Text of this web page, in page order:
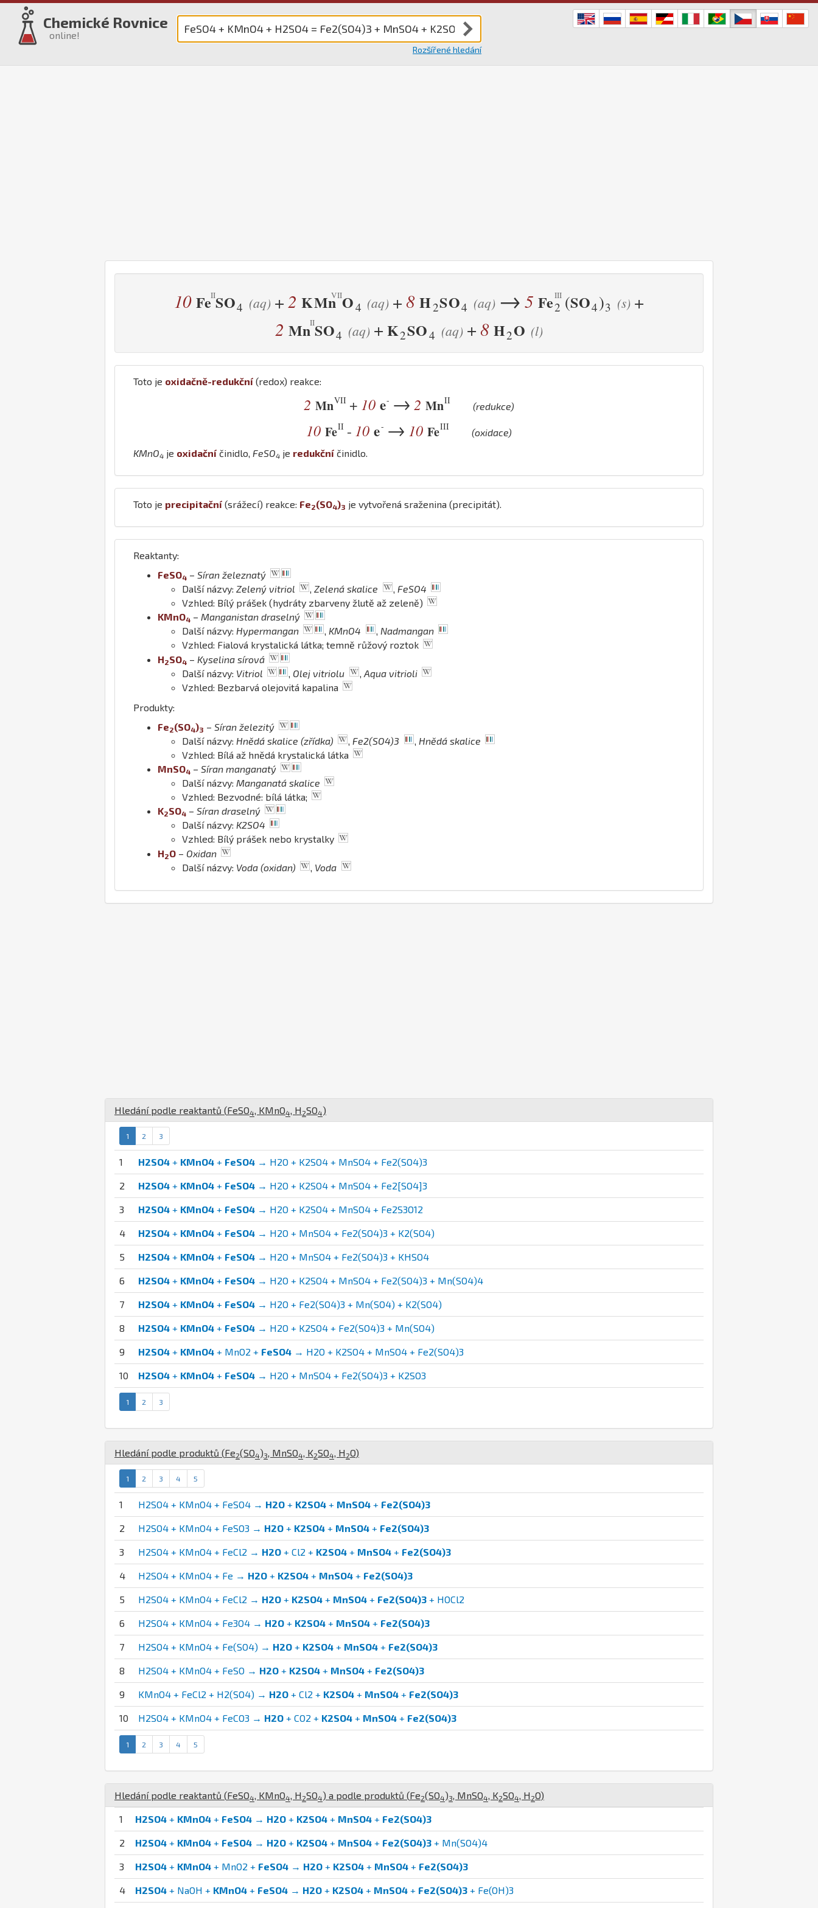
Chemické Rovnice
online!
Rozšířené hledání
10 FeSO4 (aq) +2 KMn O4 (aq) + 8 H2SO4 (aq) → 5 Fe2 (SO4)3 (s) +
2 MnSO4 (aq) + K2SO4 (aq) + 8 H2O (l)
Toto je oxidačně-redukční (redox) reakce:
2 MnVII + 10 e- → 2 MnII
(redukce)
10 FeII - 10 e- → 10 FeIII
(oxidace)
KMnO4 je oxidační činidlo, FeSO4 je redukční činidlo.
Toto je precipitační (srážecí) reakce: Fe2(SO4)3 je vytvořená sraženina (precipitát).
Reaktanty:
FeSO4 – Síran železnatý
Další názvy: Zelený vitriol ,Zelená skalice , FeSO4
Vzhled: Bílý prášek (hydráty zbarveny žlutě až zeleně)
KMnO4 – Manganistan draselný
Další názvy: Hypermangan , KMnO4 , Nadmangan
Vzhled: Fialová krystalická látka; temně růžový roztok
H2SO4 – Kyselina sírová
Další názvy: Vitriol Olej vitriolu
Aqua vitrioli
Vzhled: Bezbarvá olejovitá kapalina
Produkty:
Fe2(SO4)3 – Síran železitý
Další názvy: Hnědá skalice (zřídka) , Fe2(SO4)3 , Hnědá skalice
Vzhled: Bílá až hnědá krystalická látka
MnSO4 – Síran manganatý
Další názvy: Manganatá skalice
Vzhled: Bezvodné: bílá látka;
K2SO4 – Síran draselný
Další názvy: K2SO4
Vzhled: Bílý prášek nebo krystalky
H2O – Oxidan
Další názvy: Voda (oxidan) Voda
Hledání podle reaktantů (FeSO4 KMnO4 H 2SO4)
1 2 3
1 H2SO4 + KMnO4 + FeSO4 → H2O + K2SO4 + MnSO4 + Fe2(SO4)3
2 H2SO4 + KMnO4 + FeSO4 → H2O + K2SO4 + MnSO4 + Fe2[SO4]3
3 H2SO4 + KMnO4 + FeSO4 → H2O + K2SO4 + MnSO4 + Fe2S3O12
4 H2SO4 + KMnO4 + FeSO4 → H2O + MnSO4 + Fe2(SO4)3 + K2(SO4)
5 H2SO4 + KMnO4 + FeSO4 → H2O + MnSO4 + Fe2(SO4)3 + KHSO4
6 H2SO4 + KMnO4 + FeSO4 → H2O + K2SO4 + MnSO4 + Fe2(SO4)3 + Mn(SO4)4
7 H2SO4 + KMnO4 + FeSO4 → H2O + Fe2(SO4)3 + Mn(SO4) + K2(SO4)
8 H2SO4 + KMnO4 + FeSO4 → H2O + K2SO4 + Fe2(SO4)3 + Mn(SO4)
9 H2SO4 + KMnO4 + MnO2 + FeSO4 → H2O + K2SO4 + MnSO4 + Fe2(SO4)3
10 H2SO4 + KMnO4 + FeSO4 → H2O + MnSO4 + Fe2(SO4)3 + K2SO3
1 2 3
Hledání podle produktů (Fe2(SO4)3 MnSO4 K2SO4 H 2O)
1 2 3 4 5
1 H2SO4 + KMnO4 + FeSO4 → H2O + K2SO4 + MnSO4 + Fe2(SO4)3
2 H2SO4 + KMnO4 + FeSO3 → H2O + K2SO4 + MnSO4 + Fe2(SO4)3
3 H2SO4 + KMnO4 + FeCl2 → H2O + Cl2 + K2SO4 + MnSO4 + Fe2(SO4)3
4 H2SO4 + KMnO4 + Fe → H2O + K2SO4 + MnSO4 + Fe2(SO4)3
5 H2SO4 + KMnO4 + FeCl2 → H2O + K2SO4 + MnSO4 + Fe2(SO4)3 + HOCl2
6 H2SO4 + KMnO4 + Fe3O4 → H2O + K2SO4 + MnSO4 + Fe2(SO4)3
7 H2SO4 + KMnO4 + Fe(SO4) → H2O + K2SO4 + MnSO4 + Fe2(SO4)3
8 H2SO4 + KMnO4 + FeSO → H2O + K2SO4 + MnSO4 + Fe2(SO4)3
9 KMnO4 + FeCl2 + H2(SO4) → H2O + Cl2 + K2SO4 + MnSO4 + Fe2(SO4)3
10 H2SO4 + KMnO4 + FeCO3 → H2O + CO2 + K2SO4 + MnSO4 + Fe2(SO4)3
1 2 3 4 5
Hledání podle reaktantů (FeSO4 KMnO4 H 2SO4) a podle produktů (Fe2(SO4)3 MnSO4 K2SO4 H 2O)
1 H2SO4 + KMnO4 + FeSO4 → H2O + K2SO4 + MnSO4 + Fe2(SO4)3
2 H2SO4 + KMnO4 + FeSO4 → H2O + K2SO4 + MnSO4 + Fe2(SO4)3 + Mn(SO4)4
3 H2SO4 + KMnO4 + MnO2 + FeSO4 → H2O + K2SO4 + MnSO4 + Fe2(SO4)3
4 H2SO4 + NaOH + KMnO4 + FeSO4 → H2O + K2SO4 + MnSO4 + Fe2(SO4)3 + Fe(OH)3